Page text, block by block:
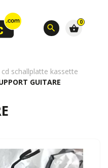
search
0
shopping_basket
cd schallplatte kassette
GUITARE